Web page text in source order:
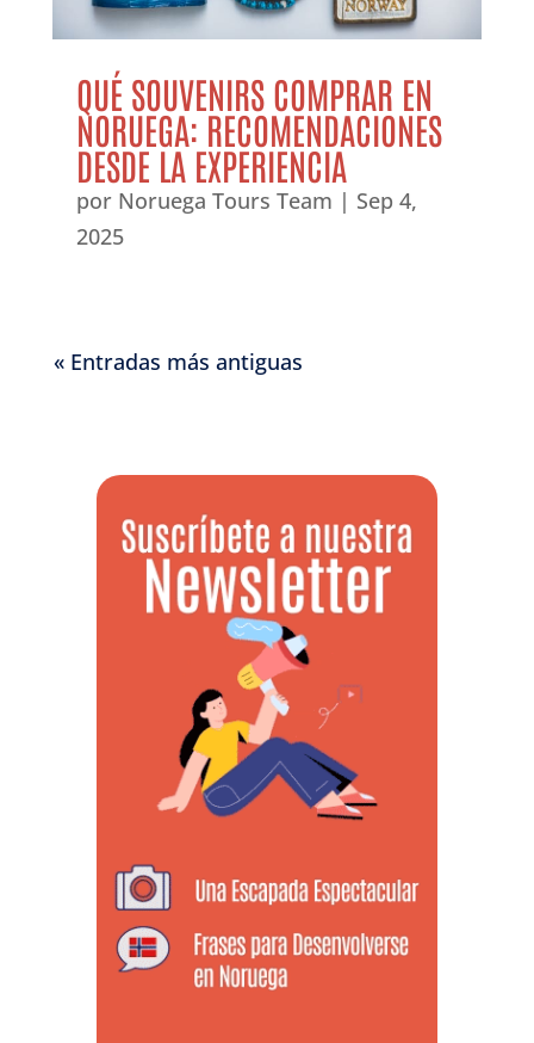
QUÉ SOUVENIRS COMPRAR EN
NORUEGA: RECOMENDACIONES
DESDE LA EXPERIENCIA
por Noruega Tours Team | Sep 4,
2025
« Entradas más antiguas